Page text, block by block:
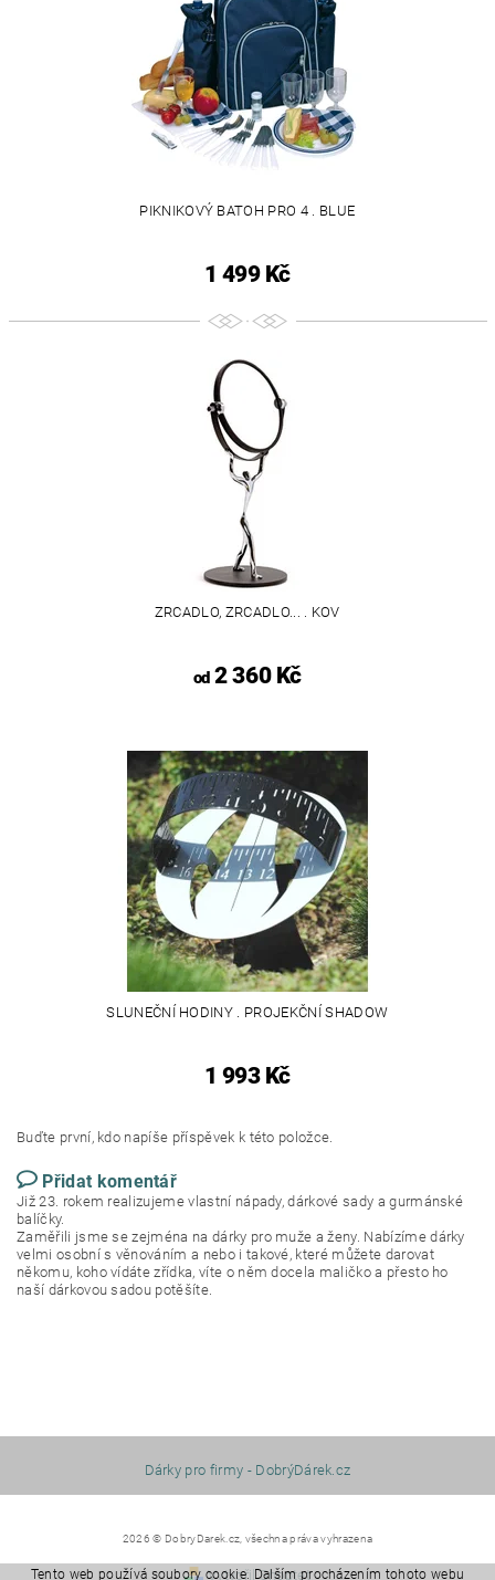
PIKNIKOVÝ BATOH PRO 4 . BLUE
1 499 Kč
ZRCADLO, ZRCADLO... . KOV
od2 360 Kč
SLUNEČNÍ HODINY . PROJEKČNÍ SHADOW
1 993 Kč
Buďte první, kdo napíše příspěvek k této položce.
Přidat komentář
Již 23. rokem realizujeme vlastní nápady, dárkové sady a gurmánské
balíčky.
Zaměřili jsme se zejména na dárky pro muže a ženy. Nabízíme dárky
velmi osobní s věnováním a nebo i takové, které můžete darovat
někomu, koho vídáte zřídka, víte o něm docela maličko a přesto ho
naší dárkovou sadou potěšíte.
Dárky pro firmy - DobrýDárek.cz
2026 © DobryDarek.cz, všechna práva vyhrazena
Vytvořil Shoptet
Tento web používá soubory cookie. Dalším procházením tohoto webu